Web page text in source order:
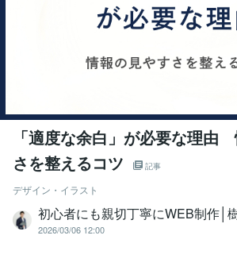
「適度な余白」が必要な理由
さを整えるコツ
記事
デザイン・イラスト
初心者にも親切丁寧にWEB制作│
2026/03/06 12:00